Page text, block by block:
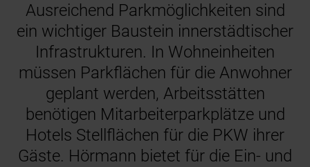
Ausreichend Parkmöglichkeiten sind
ein wichtiger Baustein innerstädtischer
Infrastrukturen. In Wohneinheiten
müssen Parkflächen für die Anwohner
geplant werden, Arbeitsstätten
benötigen Mitarbeiterparkplätze und
Hotels Stellflächen für die PKW ihrer
Gäste. Hörmann bietet für die Ein- und